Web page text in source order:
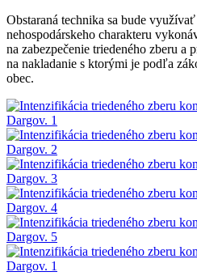
Obstaraná technika sa bude
nehospodárskeho charakteru
na zabezpečenie triedeného zberu a
na nakladanie s ktorými je podľa
obec.